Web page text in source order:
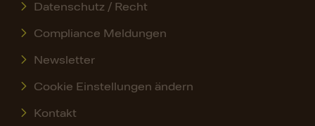
Datenschutz / Recht
Compliance Meldungen
Newsletter
Cookie Einstellungen ändern
Kontakt